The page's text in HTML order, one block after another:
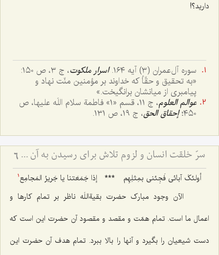
دارید؟!
سوره آل‌عمران (٣) آیه ١٦٤. اسرار ملکوت، ج ٣، ص ١٥٠:
«به تحقیق و حقّاً که خداوند بر مؤمنین منّت نهاد و
پیامبری از میانشان برانگیخت.»
عوالم العلوم
، ج ١١، قسم «١» فاطمة سلام اللَه علیها، ص
٤٥٠؛ إحقاق الحق، ج ١٩، ص ١٣١.
سرّ خلقت انسان و لزوم تلاش برای رسیدن به آن - تفاوت نگرش اولیا و دیگران به دنیا. 6
أولئکَ آبائی فَجِئنی بمِثلِهِم *** إذا جَمَعَتنا یا جَریرُ المَجامِع 1
الآن وجود مبارک حضرت بقیةاللَه ناظر بر تمام کارها و
اعمال ما است. تمام همّت و مقصد و مقصود آن حضرت این است که
دست شیعیان را بگیرد و آنها را بالا ببرد. تمام هدف آن حضرت این